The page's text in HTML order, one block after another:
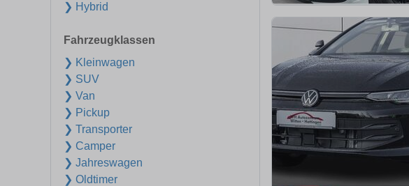
❯ Hybrid
Fahrzeugklassen
❯ Kleinwagen
❯ SUV
❯ Van
❯ Pickup
❯ Transporter
❯ Camper
❯ Jahreswagen
❯ Oldtimer